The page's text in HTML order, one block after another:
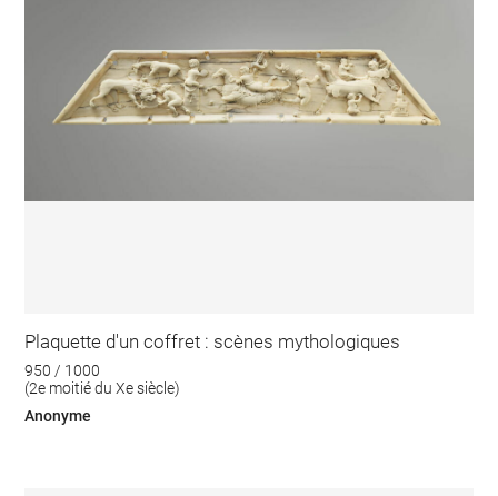
Plaquette d'un coffret : scènes mythologiques
950 / 1000
(2e moitié du Xe siècle)
Anonyme